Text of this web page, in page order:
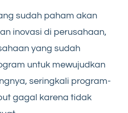
sudah paham akan
inovasi di perusahaan,
yang sudah
untuk mewujudkan
seringkali program-
gagal karena tidak